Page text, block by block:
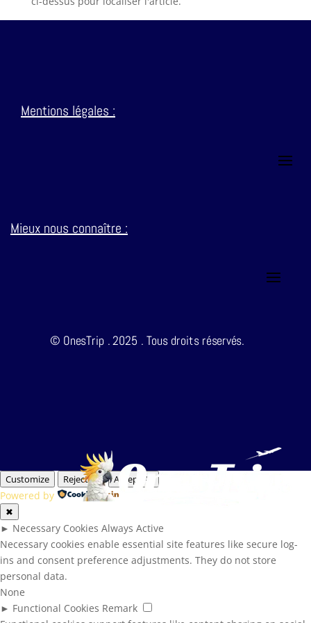
Mentions légales :
Mieux nous connaître :
© OnesTrip . 2025 . Tous droits réservés.
Customize Reject All Accept All
Powered by
✖
► Necessary Cookies Always Active
Necessary cookies enable essential site features like secure log-
ins and consent preference adjustments. They do not store
personal data.
None
► Functional Cookies Remark